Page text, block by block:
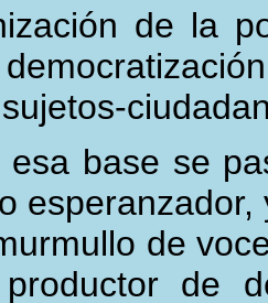
de la
base se
de
de